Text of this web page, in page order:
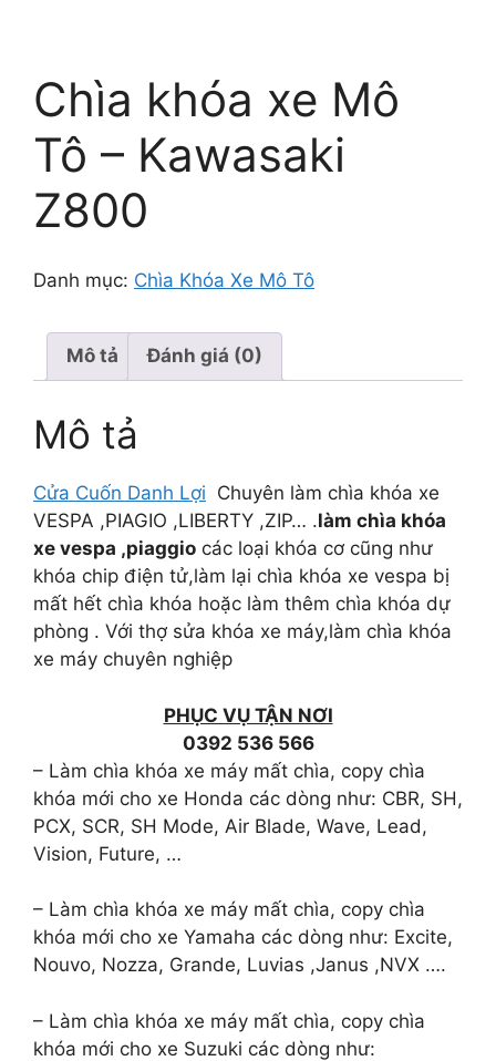
Chìa khóa xe Mô
Tô – Kawasaki
Z800
Danh mục: Chìa Khóa Xe Mô Tô
Mô tả Đánh giá (0)
Mô tả
Cửa Cuốn Danh Lợi Chuyên làm chìa khóa xe
VESPA ,PIAGIO ,LIBERTY ,ZIP… .làm chìa khóa
xe vespa ,piaggio các loại khóa cơ cũng như
khóa chip điện tử,làm lại chìa khóa xe vespa bị
mất hết chìa khóa hoặc làm thêm chìa khóa dự
phòng . Với thợ sửa khóa xe máy,làm chìa khóa
xe máy chuyên nghiệp
PHỤC VỤ TẬN NƠI
0392 536 566
– Làm chìa khóa xe máy mất chìa, copy chìa
khóa mới cho xe Honda các dòng như: CBR, SH,
PCX, SCR, SH Mode, Air Blade, Wave, Lead,
Vision, Future, …
– Làm chìa khóa xe máy mất chìa, copy chìa
khóa mới cho xe Yamaha các dòng như: Excite,
Nouvo, Nozza, Grande, Luvias ,Janus ,NVX ….
– Làm chìa khóa xe máy mất chìa, copy chìa
khóa mới cho xe Suzuki các dòng như: